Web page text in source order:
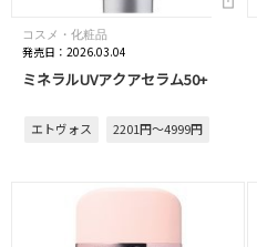
コスメ・化粧品
発売日：2026.03.04
ミネラルUVアクアセラム50+
エトヴォス 2201円～4999円